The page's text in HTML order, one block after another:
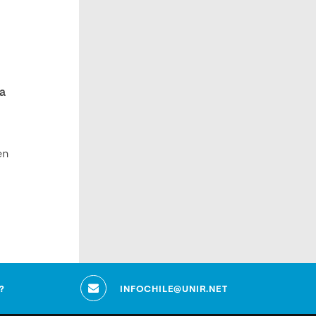
INFOCHILE@UNIR.NET